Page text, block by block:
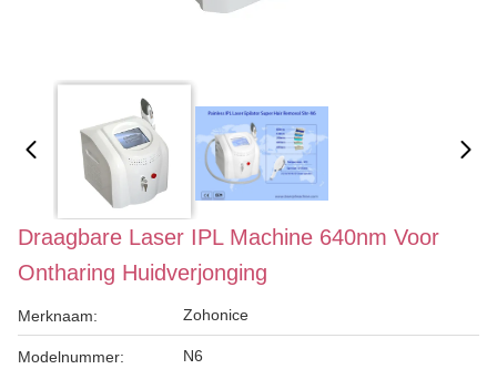
Draagbare Laser IPL Machine 640nm Voor
Ontharing Huidverjonging
Merknaam: Zohonice
Modelnummer: N6